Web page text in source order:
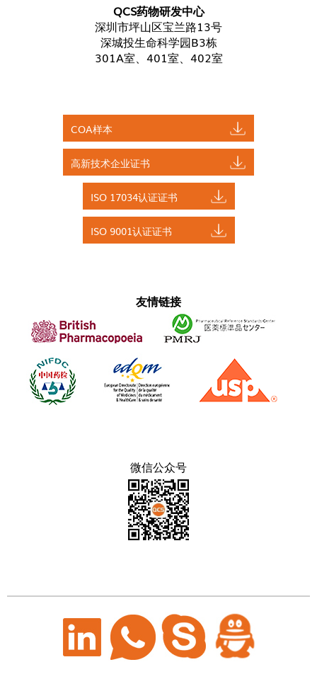
QCS药物研发中心
深圳市坪山区宝兰路13号
深城投生命科学园B3栋
301A室、401室、402室
COA样本
高新技术企业证书
ISO 17034认证证书
ISO 9001认证证书
友情链接
微信公众号